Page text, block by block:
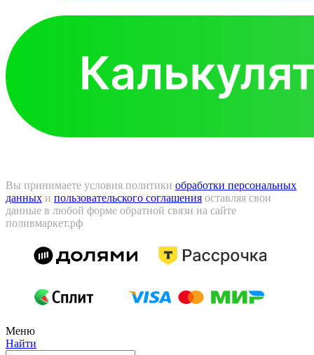
Вы принимаете условия политики обработки персональных
данных и пользовательского соглашения оставляя свои
данные в любой форме обратной связи на сайте
поливмаркет.рф
Меню
Найти